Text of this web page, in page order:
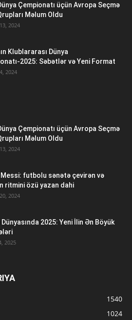
Çempionatı üçün Avropa Seçmə
Məlum Oldu
2024
Klublararası Dünya
2025: Səbətlər və Yeni Format
2024
Çempionatı üçün Avropa Seçmə
Məlum Oldu
2024
Messi: futbolu sənətə çevirən və
ritmini özü yazan dahi
2024
Dünyasında 2025: Yeni İlin Ən Böyük
2025
1540
1024